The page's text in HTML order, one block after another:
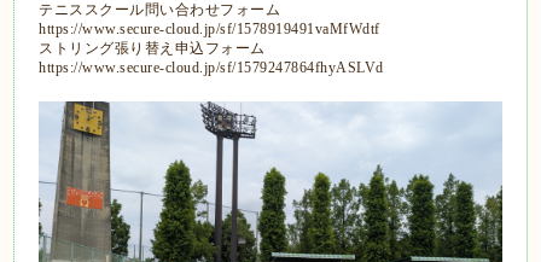
テニススクール問い合わせフォーム
https://www.secure-cloud.jp/sf/1578919491vaMfWdtf
ストリング張り替え申込フォーム
https://www.secure-cloud.jp/sf/1579247864fhyASLVd